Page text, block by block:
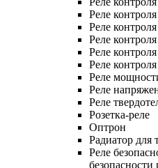
Реле контроля
Реле
Реле контроля
Реле
Реле
Реле
Реле
Реле
Розетка-реле
Оптрон
Радиатор для
Реле
безопасности